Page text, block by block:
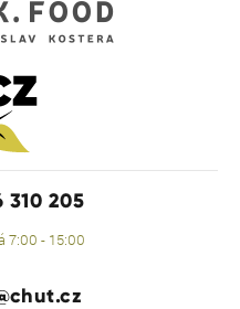
310 205
7:00 - 15:00